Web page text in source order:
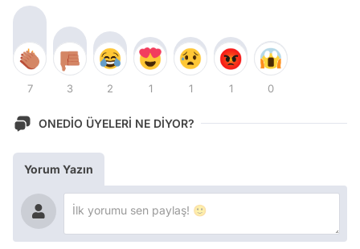
7 3 2 1 1 1 0
ONEDİO ÜYELERİ NE DİYOR?
Yorum Yazın